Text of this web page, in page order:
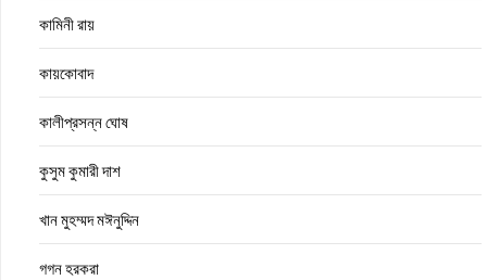
কামিনী রায়
কায়কোবাদ
কালীপ্রসন্ন ঘোষ
কুসুম কুমারী দাশ
খান মুহম্মদ মঈনুদ্দিন
গগন হরকরা